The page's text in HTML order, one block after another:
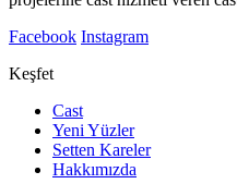
Facebook Instagram
Keşfet
Cast
Yeni Yüzler
Setten Kareler
Hakkımızda